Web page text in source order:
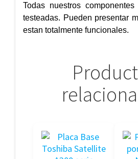
Todas nuestros
testeadas. Pueden presentar
estan totalmente funcionales.